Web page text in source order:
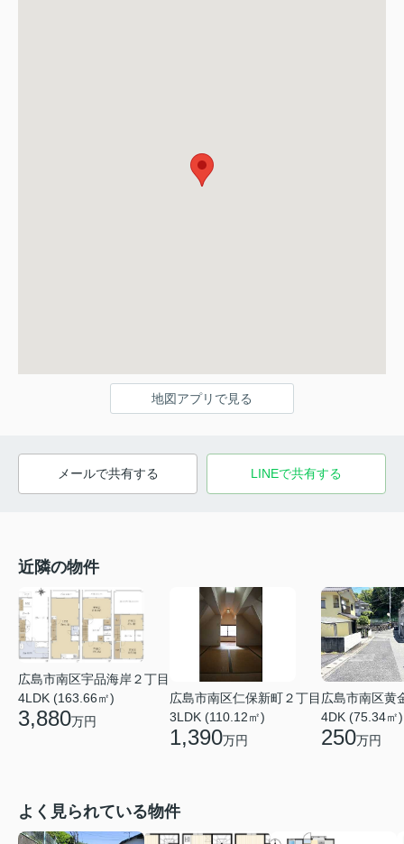
地図アプリで見る
メールで共有する LINEで共有する
近隣の物件
広島市南区宇品海岸２丁目
4LDK (163.66㎡)
3,880万円
広島市南区仁保新町２丁目
3LDK (110.12㎡)
1,390万円
広島市南区黄
4DK (75.34㎡)
250万円
よく見られている物件